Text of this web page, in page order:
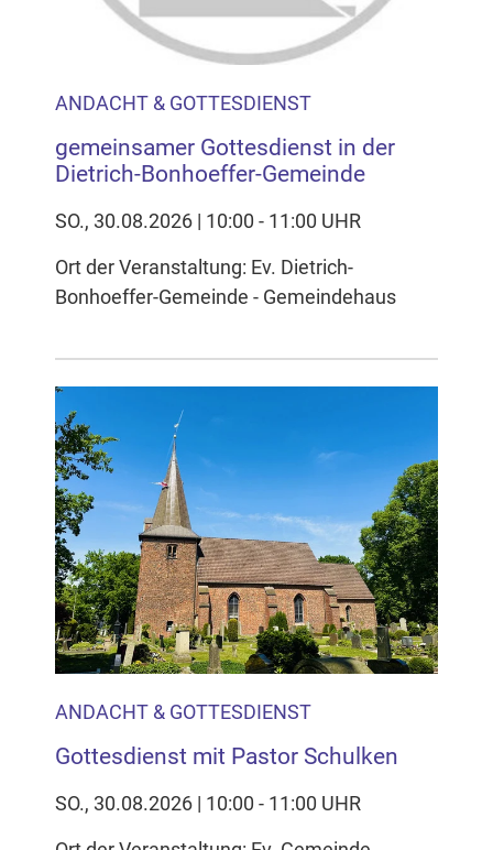
ANDACHT & GOTTESDIENST
gemeinsamer Gottesdienst in der
Dietrich-Bonhoeffer-Gemeinde
SO., 30.08.2026 | 10:00 - 11:00 UHR
Ort der Veranstaltung: Ev. Dietrich-
Bonhoeffer-Gemeinde - Gemeindehaus
ANDACHT & GOTTESDIENST
Gottesdienst mit Pastor Schulken
SO., 30.08.2026 | 10:00 - 11:00 UHR